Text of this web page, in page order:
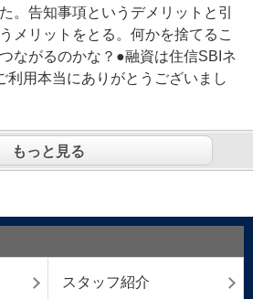
。告知事項というデメリットと引
メリットをとる。何かを捨てるこ
ながるのかな？●融資は住信SBIネ
利用本当にありがとうございまし
もっと見る
スタッフ紹介